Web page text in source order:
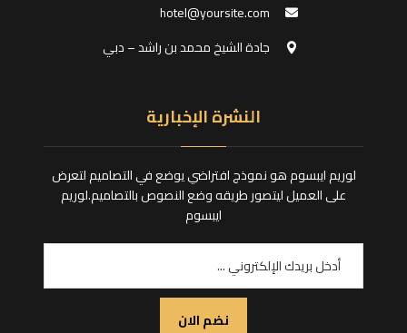
hotel@yoursite.com
جادة الشيخ محمد بن راشد – دبي
النشرة الإخبارية
لوريم ايبسوم هو نموذج افتراضي يوضع في التصاميم لتعرض
على العميل ليتصور طريقه وضع النصوص بالتصاميم.لوريم
ايبسوم
نضم الان